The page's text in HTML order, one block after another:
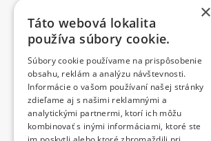
Produkty
Prispeli sme
Ponuka práce
Kontakt
+421 376 557 411
×
Táto webová lokalita
používa súbory cookie.
Súbory cookie používame na prispôsobenie
obsahu, reklám a analýzu návštevnosti.
Informácie o vašom používaní našej stránky
zdieľame aj s našimi reklamnými a
analytickými partnermi, ktorí ich môžu
kombinovať s inými informáciami, ktoré ste